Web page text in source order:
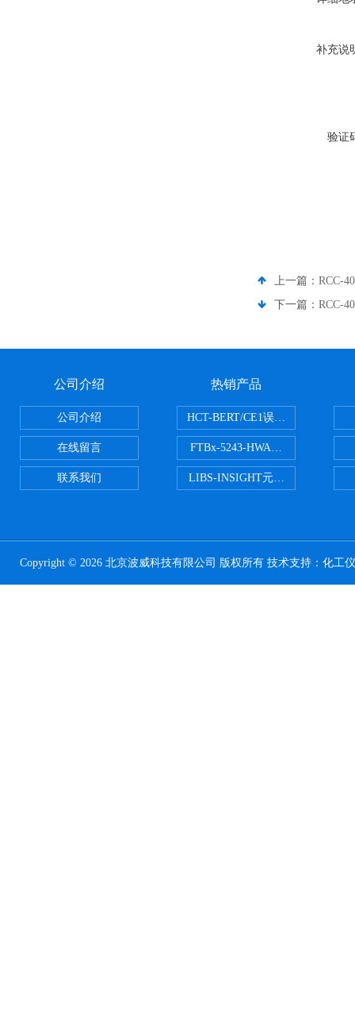
补充说
验证
上一篇： RCC-
下一篇： RCC-
公司介绍
公司介绍
在线留言
联系我们
热销产品
HCT-BERT/CE1误码测试仪
FTBx-5243-HWA光谱分析仪
LIBS-INSIGHT元素光谱分析仪
Copyright © 2026 北京波威科技有限公司 版权所有 技术支持： 化工